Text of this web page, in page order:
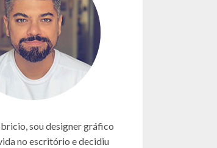
sou designer gráfico
no escritório e decidiu